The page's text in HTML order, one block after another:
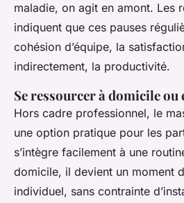
maladie, on agit en amont. Les
indiquent que ces pauses
cohésion d’équipe, la
indirectement, la productivité.
Se ressourcer à domicile ou
Hors cadre professionnel, le
une option pratique pour les
s’intègre facilement à une
domicile, il devient un moment
individuel, sans contrainte